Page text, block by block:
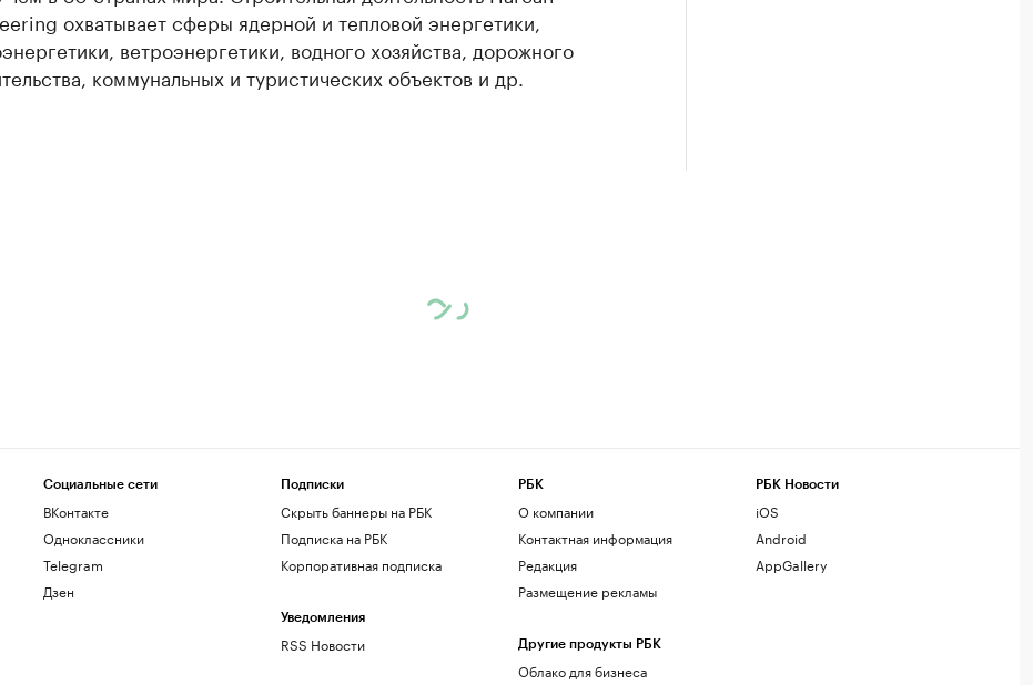
охватывает сферы ядерной и тепловой энергетики,
ветроэнергетики, водного хозяйства, дорожного
коммунальных и туристических объектов и др.
Социальные сети
ВКонтакте
Одноклассники
Telegram
Дзен
Подписки
Скрыть баннеры на РБК
Подписка на РБК
Корпоративная подписка
Уведомления
RSS Новости
РБК
О компании
Контактная информация
Редакция
Размещение рекламы
Другие продукты РБК
Облако для бизнеса
РБК Новости
iOS
Android
AppGallery